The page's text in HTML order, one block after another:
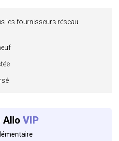
les fournisseurs réseau
Allo VIP